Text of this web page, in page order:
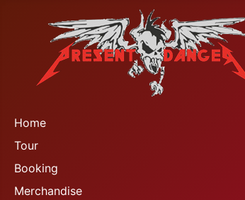
Home
Tour
Booking
Merchandise